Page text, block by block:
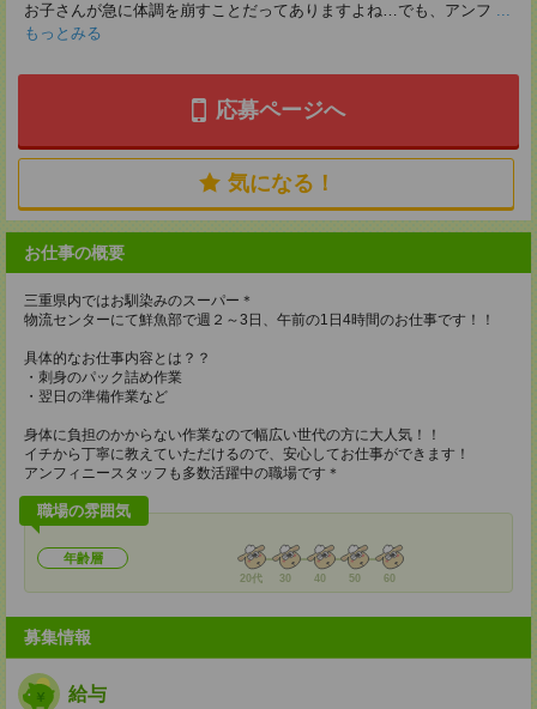
お子さんが急に体調を崩すことだってありますよね…でも、アンフ ...
もっとみる
応募ページへ
気になる！
お仕事の概要
三重県内ではお馴染みのスーパー＊
物流センターにて鮮魚部で週２～3日、午前の1日4時間のお仕事です！！
具体的なお仕事内容とは？？
・刺身のパック詰め作業
・翌日の準備作業など
身体に負担のかからない作業なので幅広い世代の方に大人気！！
イチから丁寧に教えていただけるので、安心してお仕事ができます！
アンフィニースタッフも多数活躍中の職場です＊
職場の雰囲気
年齢層
20代 30 40 50 60
募集情報
給与